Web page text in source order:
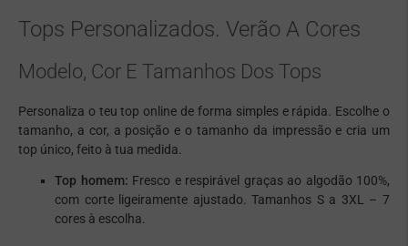
Tops Personalizados. Verão A Cores
Modelo, Cor E Tamanhos Dos Tops
Personaliza o teu top online de forma simples e rápida. Escolhe o
tamanho, a cor, a posição e o tamanho da impressão e cria um
top único, feito à tua medida.
Top homem: Fresco e respirável graças ao algodão 100%,
com corte ligeiramente ajustado. Tamanhos S a 3XL – 7
cores à escolha.